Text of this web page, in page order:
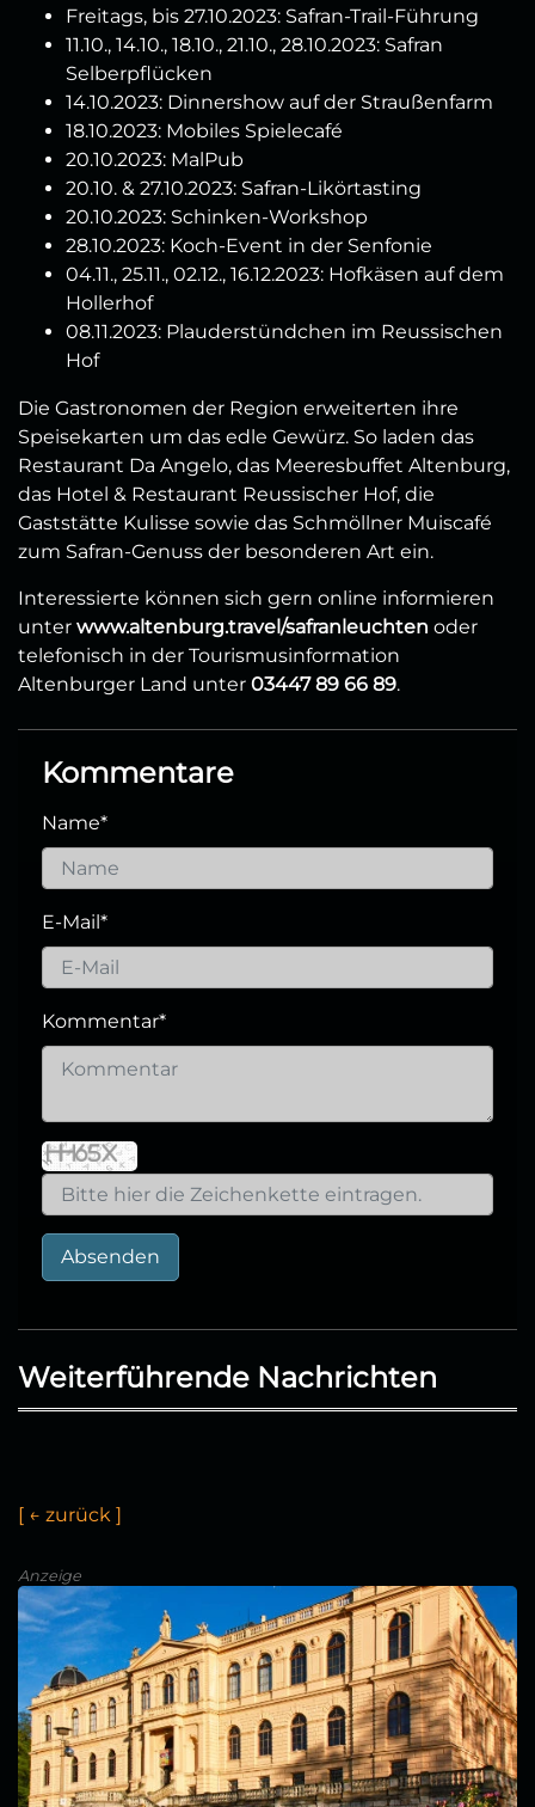
Freitags, bis 27.10.2023: Safran-Trail-Führung
11.10., 14.10., 18.10., 21.10., 28.10.2023: Safran
Selberpflücken
14.10.2023: Dinnershow auf der Straußenfarm
18.10.2023: Mobiles Spielecafé
20.10.2023: MalPub
20.10. & 27.10.2023: Safran-Likörtasting
20.10.2023: Schinken-Workshop
28.10.2023: Koch-Event in der Senfonie
04.11., 25.11., 02.12., 16.12.2023: Hofkäsen auf dem
Hollerhof
08.11.2023: Plauderstündchen im Reussischen
Hof
Die Gastronomen der Region erweiterten ihre
Speisekarten um das edle Gewürz. So laden das
Restaurant Da Angelo, das Meeresbuffet Altenburg,
das Hotel & Restaurant Reussischer Hof, die
Gaststätte Kulisse sowie das Schmöllner Muiscafé
zum Safran-Genuss der besonderen Art ein.
Interessierte können sich gern online informieren
unter www.altenburg.travel/safranleuchten oder
telefonisch in der Tourismusinformation
Altenburger Land unter 03447 89 66 89.
Kommentare
Name*
E-Mail*
Kommentar*
Absenden
Weiterführende Nachrichten
[ ← zurück ]
Anzeige